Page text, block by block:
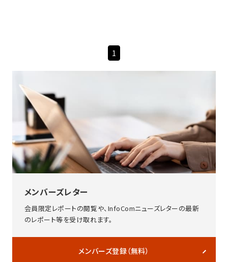
1
メンバーズレター
会員限定レポートの閲覧や、InfoComニューズレターの最新
のレポート等を受け取れます。
メンバーズ登録（無料）